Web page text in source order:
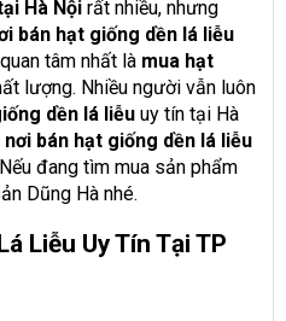
Hà Nội rất nhiều, nhưng
bán hạt giống dền lá liễu
tâm nhất là mua hạt
lượng. Nhiều người vẫn luôn
dền lá liễu uy tín tại Hà
nơi bán hạt giống dền lá liễu
đang tìm mua sản phẩm
Dũng Hà nhé.
Liễu Uy Tín Tại TP